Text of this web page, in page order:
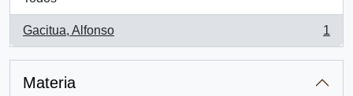
Gacitua, Alfonso
, 1 resultados
1
Materia